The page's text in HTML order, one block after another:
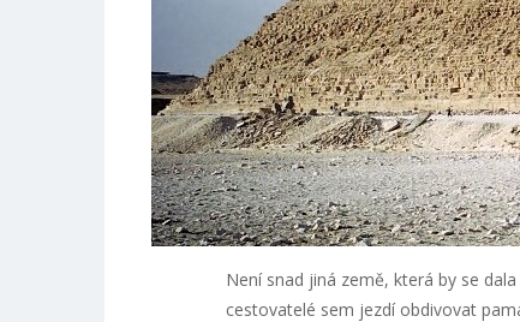
Není snad jiná země, která by se
cestovatelé sem jezdí obdivovat